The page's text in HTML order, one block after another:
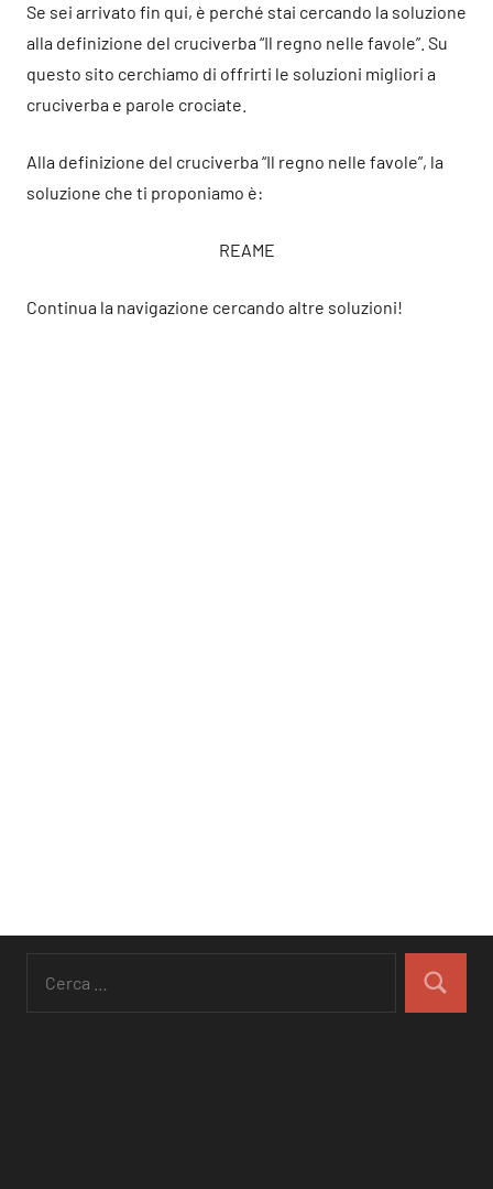
Se sei arrivato fin qui, è perché stai cercando la soluzione
alla definizione del cruciverba “Il regno nelle favole”. Su
questo sito cerchiamo di offrirti le soluzioni migliori a
cruciverba e parole crociate.
Alla definizione del cruciverba “Il regno nelle favole”, la
soluzione che ti proponiamo è:
REAME
Continua la navigazione cercando altre soluzioni!